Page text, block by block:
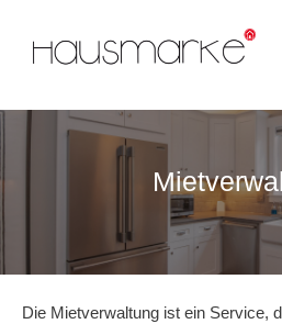
Inhalt
springen
Die Mietverwaltung ist ein Service,